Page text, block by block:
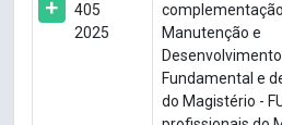
405
2025
Manutenção e
Fundamental e
do Magistério -